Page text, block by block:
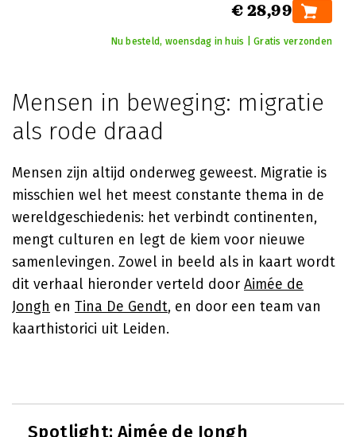
€ 28,99
Nu besteld, woensdag in huis | Gratis verzonden
Mensen in beweging: migratie
als rode draad
Mensen zijn altijd onderweg geweest. Migratie is
misschien wel het meest constante thema in de
wereldgeschiedenis: het verbindt continenten,
mengt culturen en legt de kiem voor nieuwe
samenlevingen. Zowel in beeld als in kaart wordt
dit verhaal hieronder verteld door Aimée de
Jongh en Tina De Gendt, en door een team van
kaarthistorici uit Leiden.
Spotlight: Aimée de Jongh